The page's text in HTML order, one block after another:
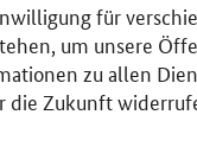
für
um unsere
zu allen
Zukunft